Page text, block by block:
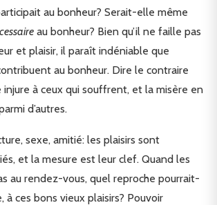
au bonheur? Serait-elle même
au bonheur? Bien qu’il ne faille pas
et plaisir, il paraît indéniable que
au bonheur. Dire le contraire
à ceux qui souffrent, et la misère en
d’autres.
sexe, amitié: les plaisirs sont
et la mesure est leur clef. Quand les
au rendez-vous, quel reproche pourrait-
à ces bons vieux plaisirs? Pouvoir